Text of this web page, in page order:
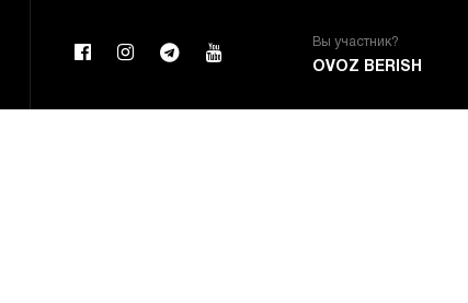
Вы участник?
OVOZ BERISH